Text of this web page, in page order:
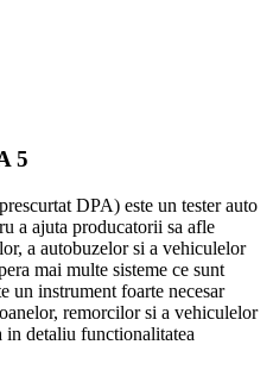
5
DPA) este un tester auto
a ajuta producatorii sa afle
a autobuzelor si a vehiculelor
mai multe sisteme ce sunt
un instrument foarte necesar
remorcilor si a vehiculelor
in detaliu functionalitatea